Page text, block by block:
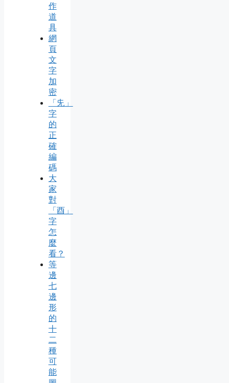
作
道
具
網
頁
文
字
加
密
「兂」
字
的
正
確
編
碼
大
家
對
「酉」
字
怎
麼
看？
等
邊
七
邊
形
的
十
二
種
可
能